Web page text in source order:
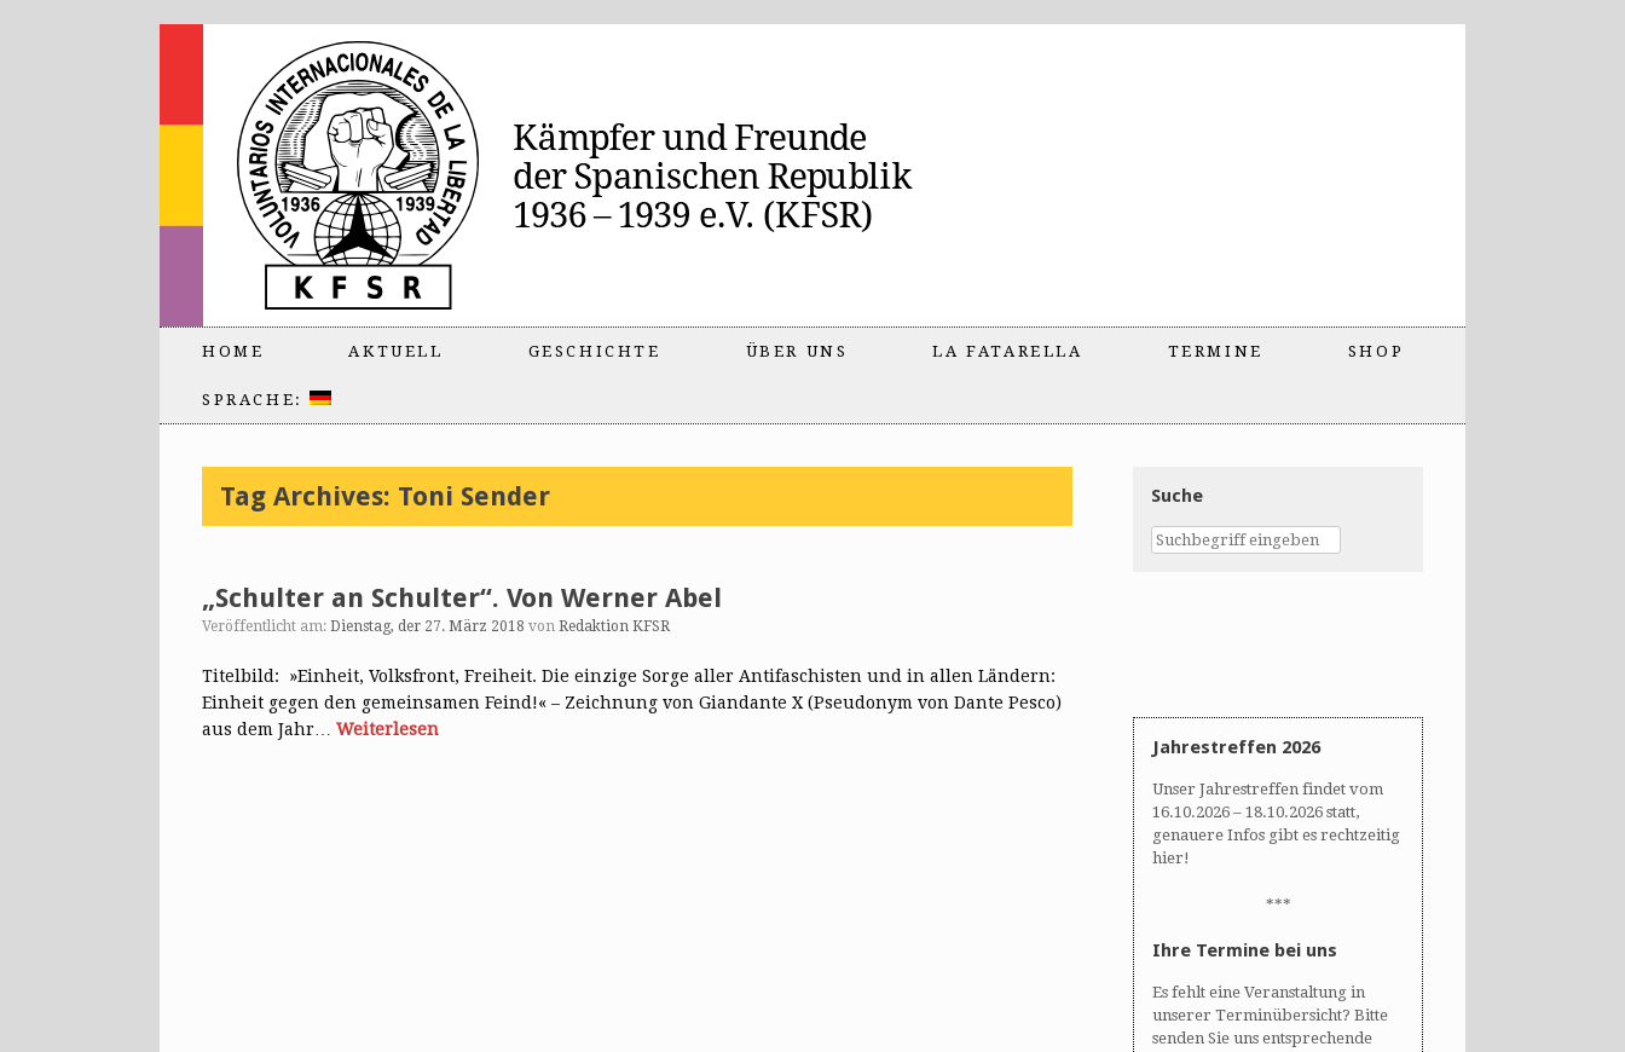
HOME AKTUELL GESCHICHTE ÜBER UNS LA FATARELLA TERMINE SHOP
SPRACHE:
Tag Archives: Toni Sender
„Schulter an Schulter“. Von Werner Abel
Veröffentlicht am: Dienstag, der 27. März 2018 von Redaktion KFSR
Titelbild: »Einheit, Volksfront, Freiheit. Die einzige Sorge aller Antifaschisten und in allen Ländern:
Einheit gegen den gemeinsamen Feind!« – Zeichnung von Giandante X (Pseudonym von Dante Pesco)
aus dem Jahr… Weiterlesen
Suche
Jahrestreffen 2026
Unser Jahrestreffen findet vom
16.10.2026 – 18.10.2026 statt,
genauere Infos gibt es rechtzeitig
hier!
***
Ihre Termine bei uns
Es fehlt eine Veranstaltung in
unserer Terminübersicht? Bitte
senden Sie uns entsprechende